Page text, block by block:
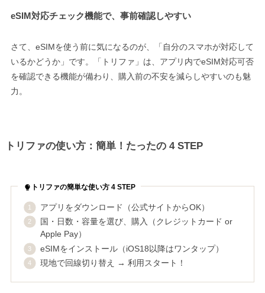
eSIM対応チェック機能で、事前確認しやすい
さて、eSIMを使う前に気になるのが、「自分のスマホが対応して
いるかどうか」です。「トリファ」は、アプリ内でeSIM対応可否
を確認できる機能が備わり、購入前の不安を減らしやすいのも魅
力。
トリファの使い方：簡単！たったの 4 STEP
トリファの簡単な使い方 4 STEP
アプリをダウンロード（公式サイトからOK）
国・日数・容量を選び、購入（クレジットカード or
Apple Pay）
eSIMをインストール（iOS18以降はワンタップ）
現地で回線切り替え → 利用スタート！